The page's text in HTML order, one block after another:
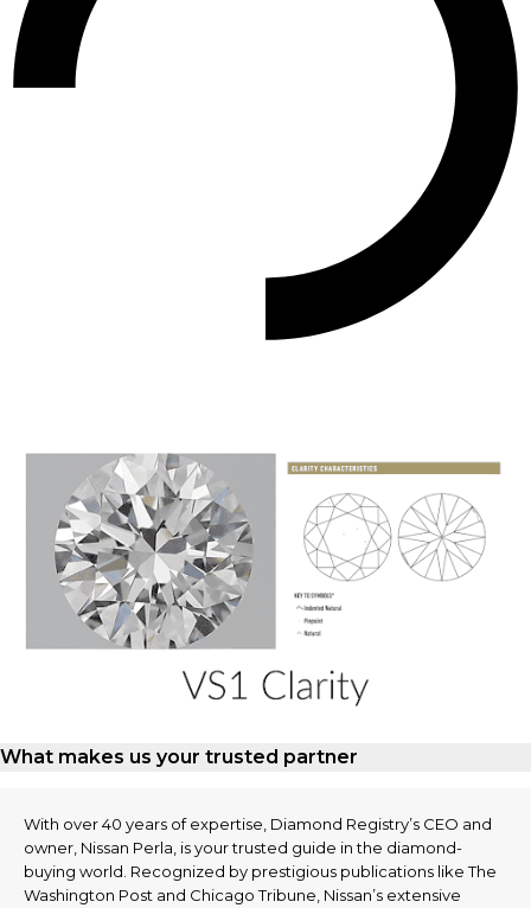
What makes us your trusted partner
With over 40 years of expertise, Diamond Registry’s CEO and
owner, Nissan Perla, is your trusted guide in the diamond-
buying world. Recognized by prestigious publications like The
Washington Post and Chicago Tribune, Nissan’s extensive